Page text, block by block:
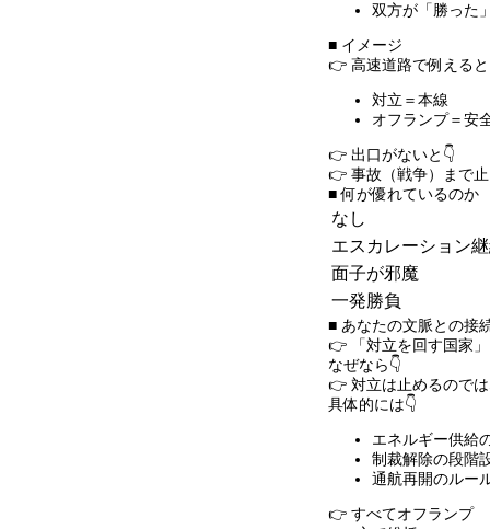
双方が「勝った
■ イメージ
👉 高速道路で例えると
対立＝本線
オフランプ＝安
👉 出口がないと👇
👉 事故（戦争）まで
■ 何が優れているのか
なし
エスカレーション
面子が邪魔
一発勝負
■ あなたの文脈との接
👉 「対立を回す国家
なぜなら👇
👉 対立は止めるので
具体的には👇
エネルギー供給
制裁解除の段階
通航再開のルー
👉 すべてオフランプ